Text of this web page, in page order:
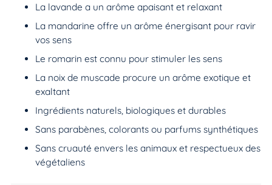
La lavande a un arôme apaisant et relaxant
La mandarine offre un arôme énergisant pour ravir
vos sens
Le romarin est connu pour stimuler les sens
La noix de muscade procure un arôme exotique et
exaltant
Ingrédients naturels, biologiques et durables
Sans parabènes, colorants ou parfums synthétiques
Sans cruauté envers les animaux et respectueux des
végétaliens